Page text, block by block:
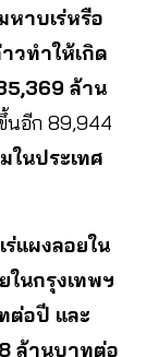
หาบเร่หรือ
วทำให้เกิด
ล้าน
นอีก 89,944
นประเทศ
แผงลอยใน
นกรุงเทพฯ
ต่อปี และ
ล้านบาทต่อ